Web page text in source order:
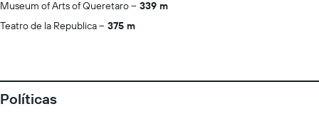
Museum of Arts of Queretaro
339 m
Teatro de la Republica
375 m
Políticas